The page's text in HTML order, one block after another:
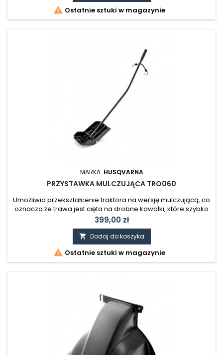
 Ostatnie sztuki w magazynie
MARKA: HUSQVARNA
PRZYSTAWKA MULCZUJĄCA TRO060
Umożliwia przekształcenie traktora na wersję mulczującą, co
oznacza że trawa jest cięta na drobne kawałki, które szybko
rozkładają się na trawniku i służą jak nawóz oraz sprawiają że
trawnik jest bardziej odporny na suszę. Pasuje do modeli o
szerokości koszenia 107 cm, 97 cm od 2012r. Szerokość
koszenia: 97 cm.
Cena
399,00 zł
 Dodaj do koszyka
 Ostatnie sztuki w magazynie